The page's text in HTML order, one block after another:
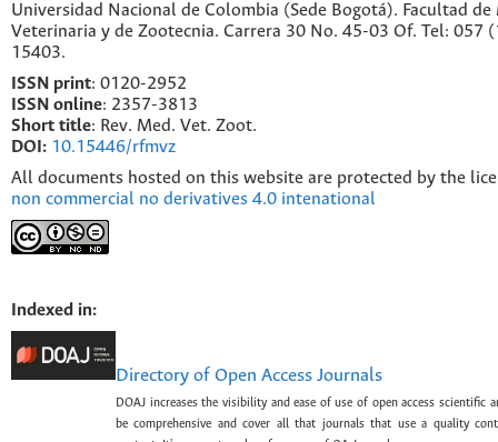
Universidad Nacional de Colombia (Sede Bogotá). Facultad de
Veterinaria y de Zootecnia. Carrera 30 No. 45-03 Of. Tel: 057
15403.
ISSN print: 0120-2952
SSN online: 2357-3813
Short title: Rev. Med. Vet. Zoot.
DOI: 10.15446/rfmvz
All documents hosted on this website are protected by the
non commercial no derivatives 4.0 intenational
Indexed in:
Directory of Open Access Journals
DOAJ increases the visibility and ease of use of open access scientific
be comprehensive and cover all that journals that use a quality